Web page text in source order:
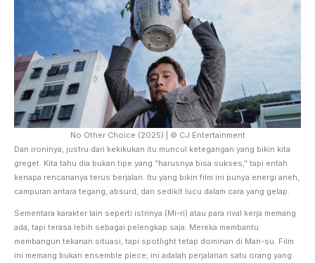
No Other Choice (2025) | © CJ Entertainment
Dan ironinya, justru dari kekikukan itu muncul ketegangan yang bikin kita
greget. Kita tahu dia bukan tipe yang “harusnya bisa sukses,” tapi entah
kenapa rencananya terus berjalan. Itu yang bikin film ini punya energi aneh,
campuran antara tegang, absurd, dan sedikit lucu dalam cara yang gelap.
Sementara karakter lain seperti istrinya (Mi-ri) atau para rival kerja memang
ada, tapi terasa lebih sebagai pelengkap saja. Mereka membantu
membangun tekanan situasi, tapi spotlight tetap dominan di Man-su. Film
ini memang bukan ensemble piece; ini adalah perjalanan satu orang yang